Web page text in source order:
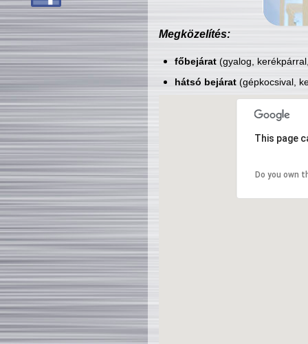
Megközelítés:
főbejárat(gyalog,
hátsó bejárat(gépkocsival,
This page
Do you own